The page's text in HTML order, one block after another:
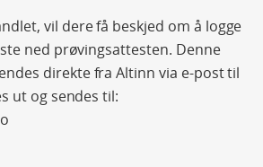
vil dere få beskjed om å logge
ned prøvingsattesten. Denne
direkte fra Altinn via e-post til
ut og sendes til: